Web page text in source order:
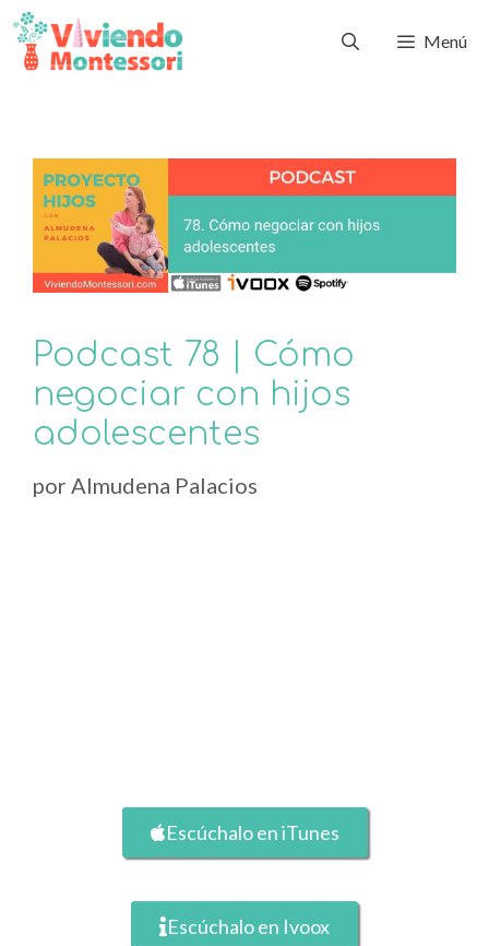
Menú
Podcast 78 | Cómo
negociar con hijos
adolescentes
por Almudena Palacios
Escúchalo en iTunes
Escúchalo en Ivoox